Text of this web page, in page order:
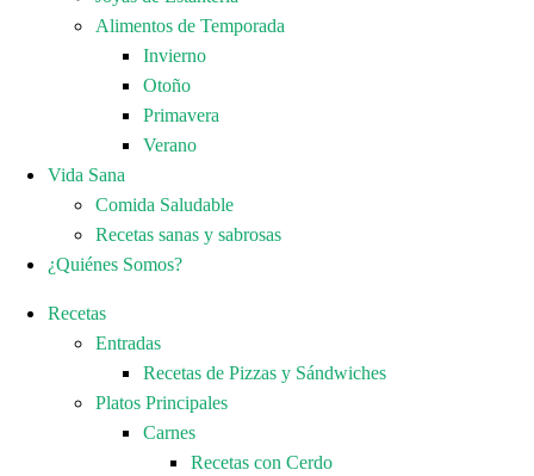
Alimentos de Temporada
Invierno
Otoño
Primavera
Verano
Vida Sana
Comida Saludable
Recetas sanas y sabrosas
¿Quiénes Somos?
Recetas
Entradas
Recetas de Pizzas y Sándwiches
Platos Principales
Carnes
Recetas con Cerdo